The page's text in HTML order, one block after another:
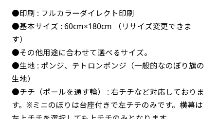
●印刷 : フルカラーダイレクト印刷
●基本サイズ : 60cm×180cm （リサイズ変更できま
す）
●その他用途に合わせて選べるサイズ。
●生地 : ポンジ、テトロンポンジ（一般的なのぼり旗の
生地）
●チチ（ポールを通す輪） : 右チチなど対応しておりま
す。※ミニのぼりは台座付きで左チチのみです。横幕は
さい。
］
弊社よりJPG画像をお送りします。ご確認のお
返事を頂いたあとに製作開始いたします。
ロゴ有り名入れ（要画像確認）［ +1,798
弊社よりJPG画像をお送りします。ご確認のお
返事を頂いたあとに製作開始いたします。
デザインアレンジ［ +2,498円 ］
えてきました。
コンビニさんなどで多いです。 お店の外観の邪魔
えてきました。
コンビニさんなどで多いです。 お店の外観の邪魔